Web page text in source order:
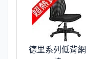
德里系列低背網